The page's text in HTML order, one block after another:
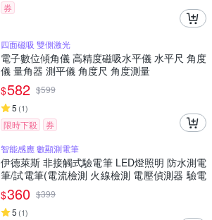
券
四面磁吸 雙側激光
電子數位傾角儀 高精度磁吸水平儀 水平尺 角度
儀 量角器 測平儀 角度尺 角度測量
$582 $599
5 (1)
限時下殺
券
智能感應 數顯測電筆
伊德萊斯 非接觸式驗電筆 LED燈照明 防水測電
筆/試電筆(電流檢測 火線檢測 電壓偵測器 驗電
器)
$360 $399
5 (1)